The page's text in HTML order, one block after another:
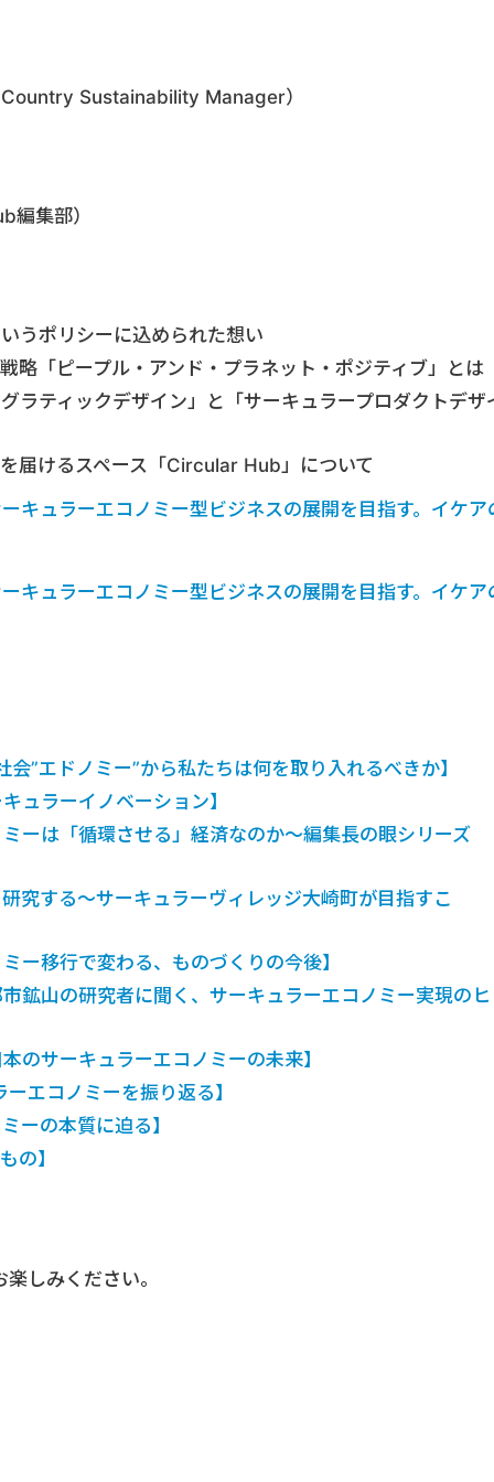
Country Sustainability Manager）
集部）
うポリシーに込められた想い
略「ピープル・アンド・プラネット・ポジティブ」とは
ラティックデザイン」と「サーキュラープロダクトデザ
届けるスペース「Circular Hub」について
キュラーエコノミー型ビジネスの展開を目指す。イケア
キュラーエコノミー型ビジネスの展開を目指す。イケア
”エドノミー”から私たちは何を取り入れるべきか】
ュラーイノベーション】
ーは「循環させる」経済なのか〜編集長の眼シリーズ
究する〜サーキュラーヴィレッジ大崎町が目指すこ
ー移行で変わる、ものづくりの今後】
鉱山の研究者に聞く、サーキュラーエコノミー実現のヒ
のサーキュラーエコノミーの未来】
エコノミーを振り返る】
ーの本質に迫る】
の】
しみください。